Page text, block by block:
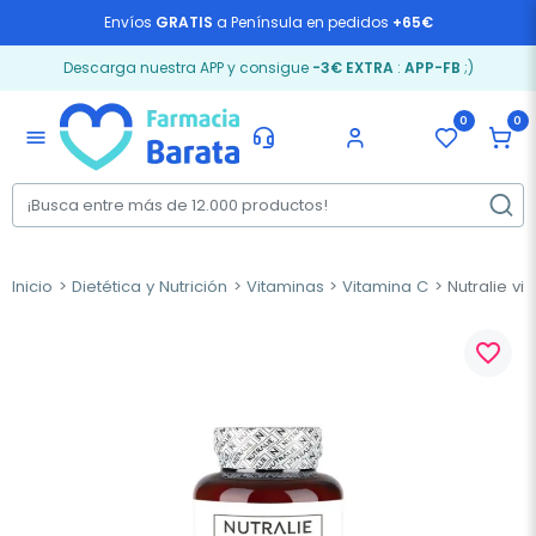
Envíos GRATIS a Península en pedidos +65€
Descarga nuestra APP y consigue -3€ EXTRA: APP-FB ;)
menu
0 0
Inicio Dietética y Nutrición Vitaminas Vitamina C Nutralie
favorite_border